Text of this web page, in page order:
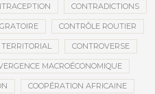
CONTRADICTIONS
CONTRÔLE ROUTIER
CONTROVERSE
MACROÉCONOMIQUE
COOPÉRATION AFRICAINE